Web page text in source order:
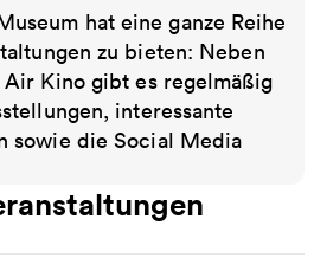
hat eine ganze Reihe
zu bieten: Neben
Kino gibt es regelmäßig
interessante
sowie die Social Media